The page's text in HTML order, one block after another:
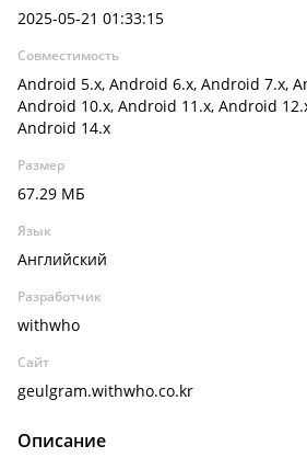
2025-05-21 01:33:15
Совместимость
Android 5.x, Android 6.x, Android 7.x,
Android 10.x, Android 11.x, Android
Android 14.x
Размер
67.29 МБ
Язык
Английский
Разработчик
withwho
Сайт
geulgram.withwho.co.kr
Описание